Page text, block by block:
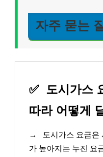
자주 묻는
✅ 도시가스
따라 어떻게
→
도시가스 요금은
가 높아지는 누진 요